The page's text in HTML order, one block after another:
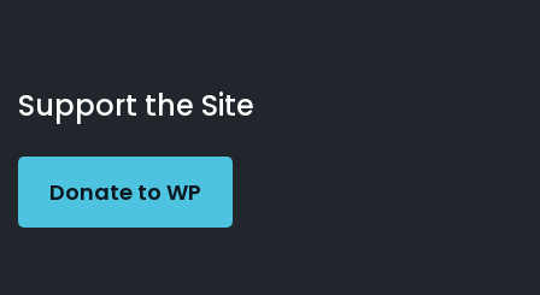
Working
Preacher
Us
Support the Site
Donate to WP